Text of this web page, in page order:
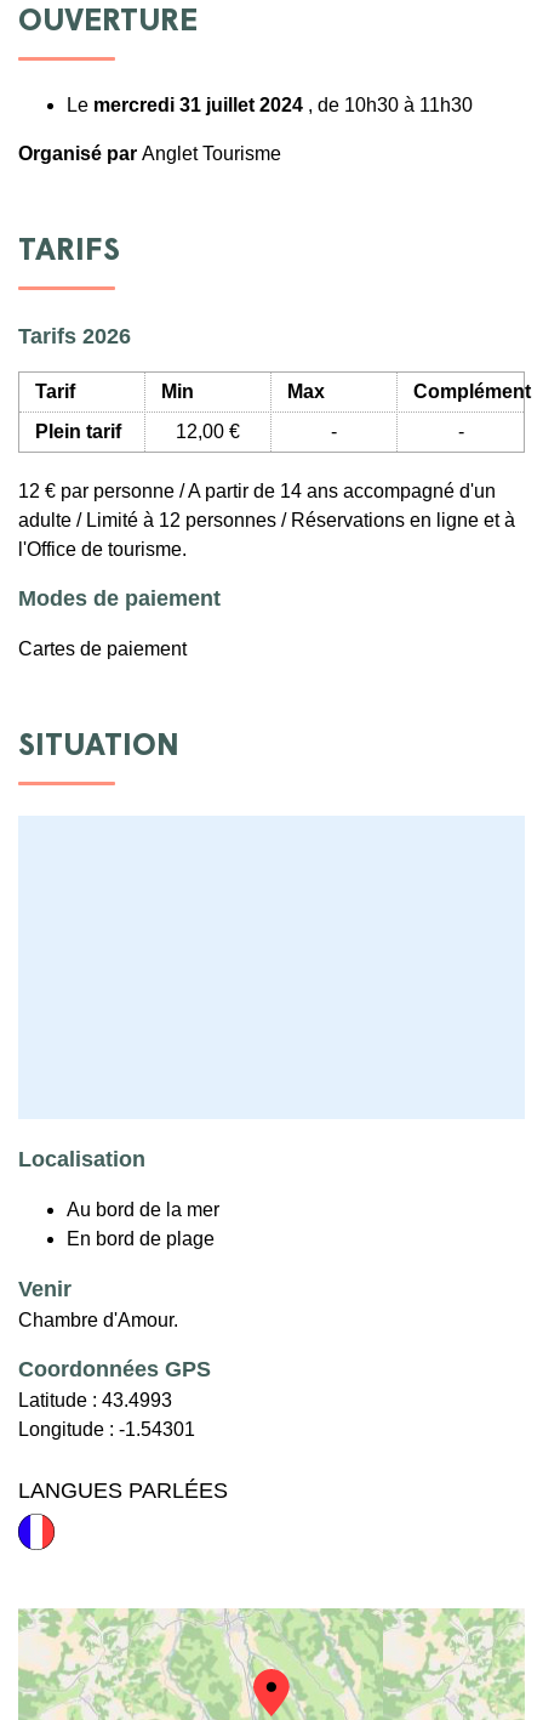
OUVERTURE
Le mercredi 31 juillet 2024 , de 10h30 à 11h30
Organisé par Anglet Tourisme
TARIFS
Tarifs 2026
Tarif Min Max
Complément
Plein tarif
12,00 € - -
12 € par personne / A partir de 14 ans accompagné d'un
adulte / Limité à 12 personnes / Réservations en ligne et à
l'Office de tourisme.
Modes de paiement
Cartes de paiement
SITUATION
Localisation
Au bord de la mer
En bord de plage
Venir
Chambre d'Amour.
Coordonnées GPS
Latitude : 43.4993
Longitude : -1.54301
LANGUES PARLÉES